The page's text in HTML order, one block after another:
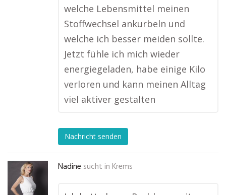
welche Lebensmittel meinen
Stoffwechsel ankurbeln und
welche ich besser meiden sollte.
Jetzt fühle ich mich wieder
energiegeladen, habe einige Kilo
verloren und kann meinen Alltag
viel aktiver gestalten
Nachricht senden
Nadine sucht in Krems